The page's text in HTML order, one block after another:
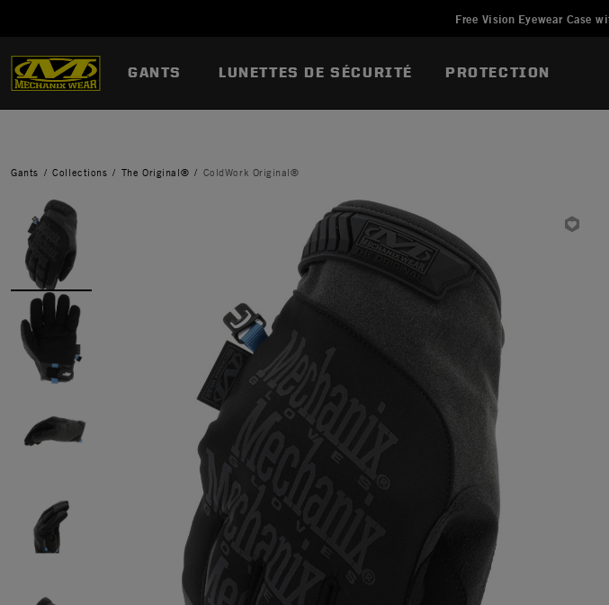
Free Vision Eyewear Case
GANTS LUNETTES DE SÉCURITÉ PROTECTION
Gants Collections The Original® ColdWork Original®
Ajouté à Gérer